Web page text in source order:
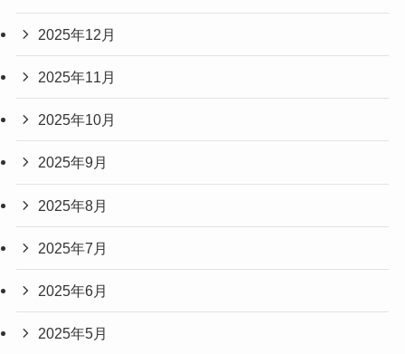
2025年12月
2025年11月
2025年10月
2025年9月
2025年8月
2025年7月
2025年6月
2025年5月